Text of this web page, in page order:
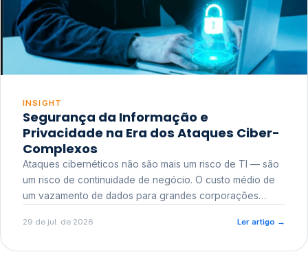
INSIGHT
Segurança da Informação e
Privacidade na Era dos Ataques Ciber-
Complexos
Ataques cibernéticos não são mais um risco de TI — são
um risco de continuidade de negócio. O custo médio de
um vazamento de dados para grandes corporações
reputacional e o risco regulatório junto a órgãos como a
29 de jul. de 2026 Ler artigo →